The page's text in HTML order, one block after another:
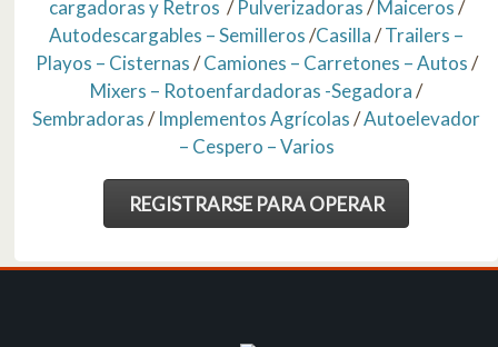
cargadoras y Retros /Pulverizadoras/Maiceros/
Autodescargables – Semilleros/Casilla/Trailers –
Playos – Cisternas/Camiones – Carretones – Autos/
Mixers – Rotoenfardadoras -Segadora/
Sembradoras/Implementos Agrícolas/Autoelevador
– Cespero – Varios
REGISTRARSE PARA OPERAR